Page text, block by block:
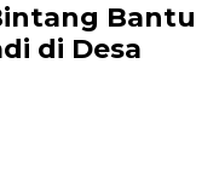
Bantu
di Desa